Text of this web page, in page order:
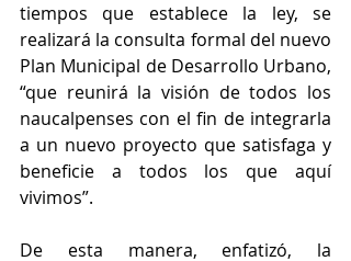
tiempos que establece la ley, se
realizará la consulta formal del nuevo
Plan Municipal de Desarrollo Urbano,
“que reunirá la visión de todos los
naucalpenses con el fin de integrarla
a un nuevo proyecto que satisfaga y
beneficie a todos los que aquí
vivimos”.
De esta manera, enfatizó, la